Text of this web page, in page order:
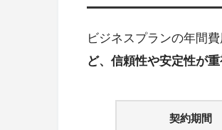
ビジネスプランの年間
ど、信頼性や安定性が
契約期間